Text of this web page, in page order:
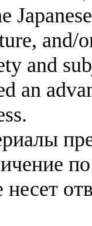
and/
and
an